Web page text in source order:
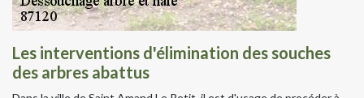
Les interventions d'élimination des souches
des arbres abattus